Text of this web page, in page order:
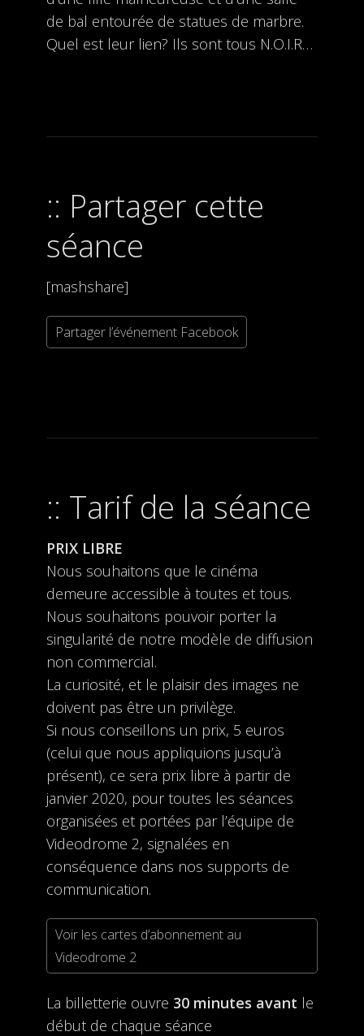
de bal entourée de statues de marbre.
Quel est leur lien? Ils sont tous N.O.I.R…
Partager cette
séance
[mashshare]
Partager l’événement Facebook
Tarif de la séance
PRIX LIBRE
Nous souhaitons que le cinéma
demeure accessible à toutes et tous.
Nous souhaitons pouvoir porter la
singularité de notre modèle de diffusion
non commercial.
La curiosité, et le plaisir des images ne
doivent pas être un privilège.
Si nous conseillons un prix, 5 euros
(celui que nous appliquions jusqu’à
présent), ce sera prix libre à partir de
janvier 2020, pour toutes les séances
organisées et portées par l’équipe de
Videodrome 2, signalées en
conséquence dans nos supports de
communication.
Voir les cartes d’abonnement au
Videodrome 2
La billetterie ouvre 30 minutes avant le
début de chaque séance